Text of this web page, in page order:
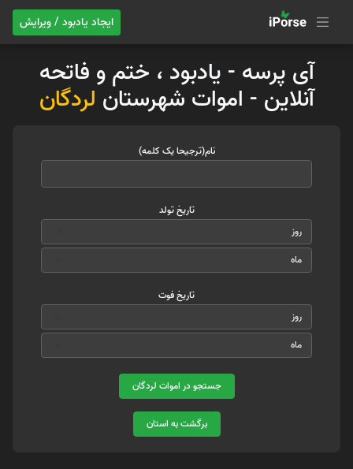
ایجاد یادبود / ویرایش
آی پرسه - یادبود ، ختم و فاتحه
آنلاین - اموات شهرستان لردگان
نام(ترجیحا یک کلمه)
تاریخ تولد
تاریخ فوت
جستجو در اموات لردگان
برگشت به استان